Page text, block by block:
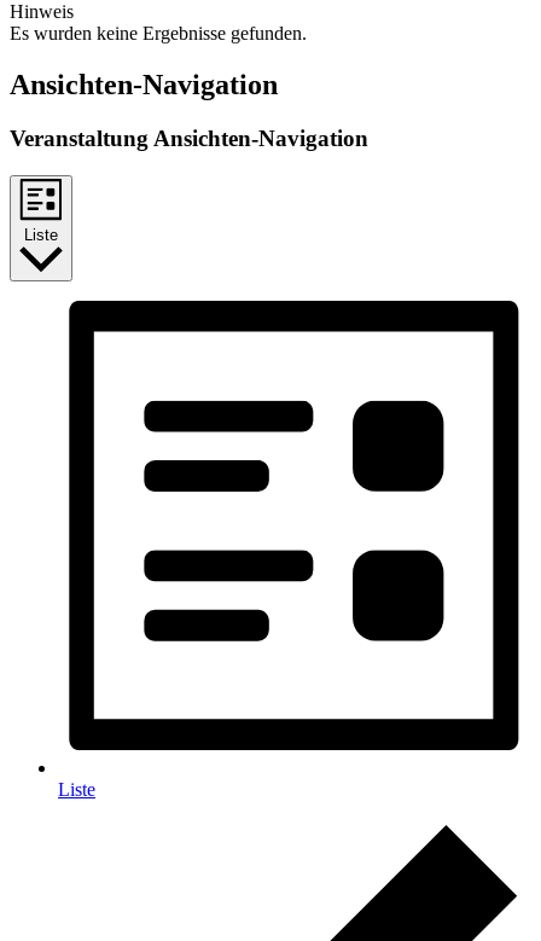
Hinweis
Es wurden keine Ergebnisse gefunden.
Ansichten-Navigation
Veranstaltung Ansichten-Navigation
Liste
Liste